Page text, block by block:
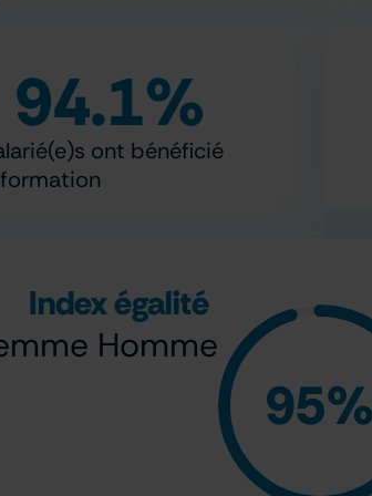
ont bénéficié
formation
94.1%
Index égalité
Homme
95%